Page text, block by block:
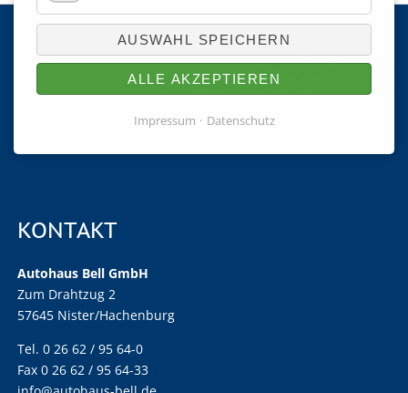
KONTAKT
Autohaus Bell GmbH
Zum Drahtzug 2
57645 Nister/Hachenburg
Tel. 0 26 62 / 95 64-0
Fax 0 26 62 / 95 64-33
AUSWAHL SPEICHERN
ALLE AKZEPTIEREN
Impressum Datenschutz